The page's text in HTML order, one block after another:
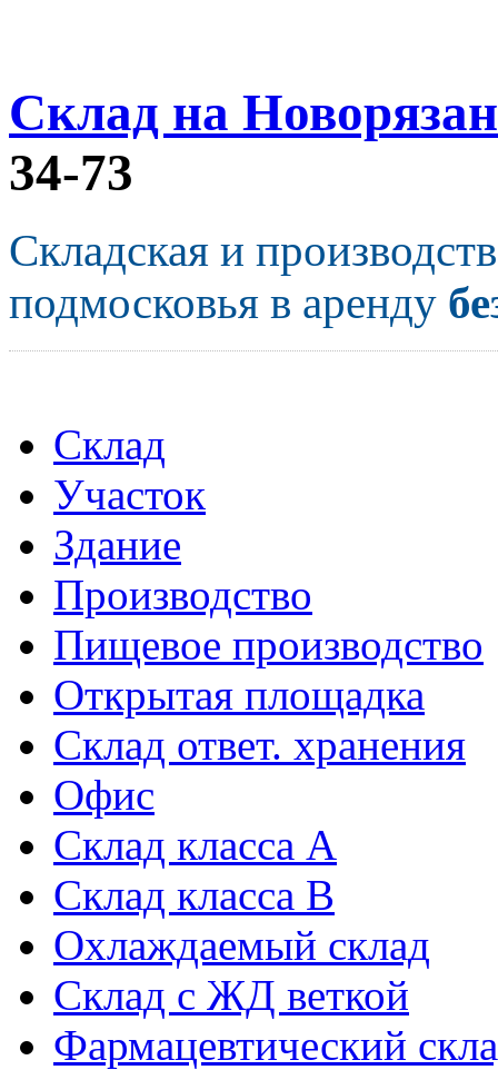
Склад на
34-73
Складская и
подмосковья в аренду
Склад
Участок
Здание
Производство
Пищевое производство
Открытая площадка
Склад ответ. хранения
Офис
Склад класса A
Склад класса B
Охлаждаемый склад
Склад с ЖД веткой
Фармацевтический